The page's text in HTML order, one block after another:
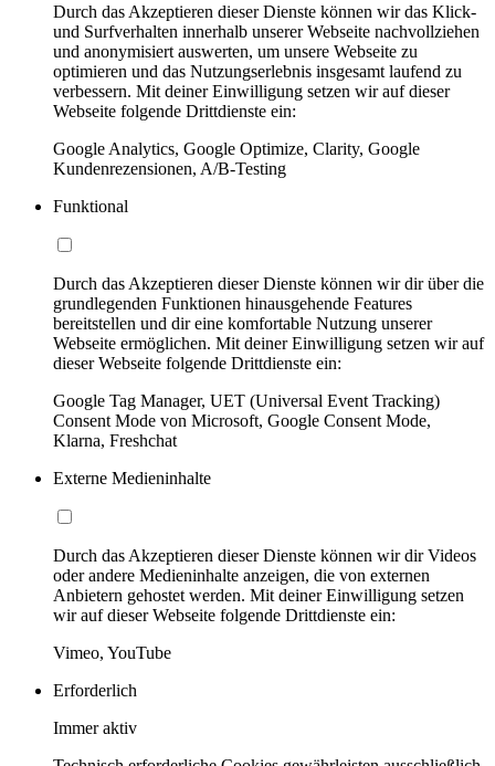
Durch das Akzeptieren dieser Dienste können wir das Klick-
und Surfverhalten innerhalb unserer Webseite nachvollziehen
und anonymisiert auswerten, um unsere Webseite zu
optimieren und das Nutzungserlebnis insgesamt laufend zu
verbessern. Mit deiner Einwilligung setzen wir auf dieser
Webseite folgende Drittdienste ein:
Google Analytics, Google Optimize, Clarity, Google
Kundenrezensionen, A/B-Testing
Funktional
Durch das Akzeptieren dieser Dienste können wir dir über die
grundlegenden Funktionen hinausgehende Features
bereitstellen und dir eine komfortable Nutzung unserer
Webseite ermöglichen. Mit deiner Einwilligung setzen wir auf
dieser Webseite folgende Drittdienste ein:
Google Tag Manager, UET (Universal Event Tracking)
Consent Mode von Microsoft, Google Consent Mode,
Klarna, Freshchat
Externe Medieninhalte
Durch das Akzeptieren dieser Dienste können wir dir Videos
oder andere Medieninhalte anzeigen, die von externen
Anbietern gehostet werden. Mit deiner Einwilligung setzen
wir auf dieser Webseite folgende Drittdienste ein:
Vimeo, YouTube
Erforderlich
Immer aktiv